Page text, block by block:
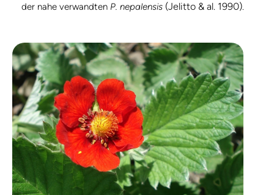
der nahe verwandten P. nepalensis (Jelitto & al. 1990).